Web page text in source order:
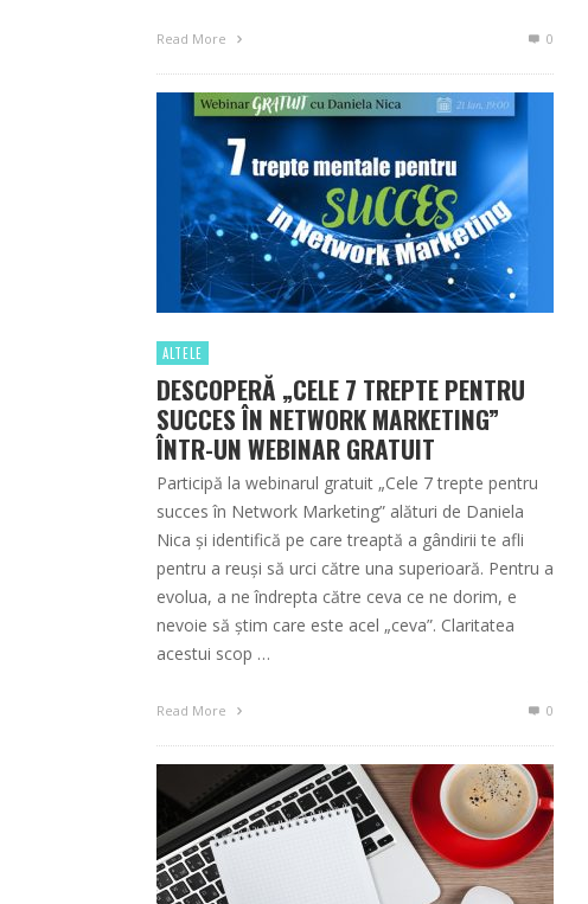
Read More 0
ALTELE
DESCOPERĂ „CELE 7 TREPTE PENTRU
SUCCES ÎN NETWORK MARKETING”
ÎNTR-UN WEBINAR GRATUIT
Participă la webinarul gratuit „Cele 7 trepte pentru
succes în Network Marketing” alături de Daniela
Nica și identifică pe care treaptă a gândirii te afli
pentru a reuși să urci către una superioară. Pentru a
evolua, a ne îndrepta către ceva ce ne dorim, e
nevoie să știm care este acel „ceva”. Claritatea
acestui scop …
Read More 0